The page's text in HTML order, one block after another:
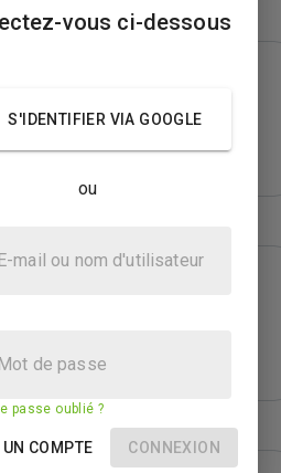
vous ci-dessous
S'IDENTIFIER VIA GOOGLE
ou
E-mail ou nom d'utilisateur
Mot de passe
passe oublié ?
UN COMPTE CONNEXION